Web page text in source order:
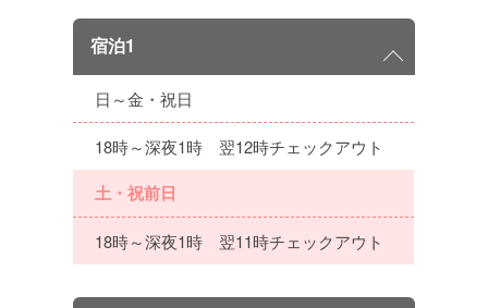
宿泊1
日～金・祝日
18時～深夜1時 翌12時チェックアウト
土・祝前日
18時～深夜1時 翌11時チェックアウト